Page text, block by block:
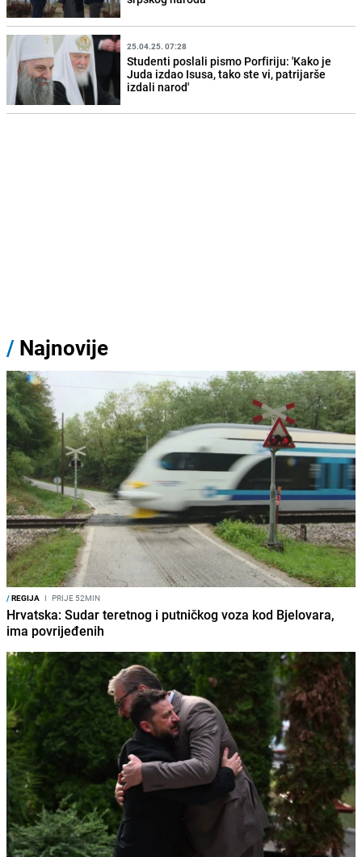
25.04.25. 07:28
Studenti poslali pismo Porfiriju: 'Kako je
Juda izdao Isusa, tako ste vi, patrijarše
izdali narod'
/ Najnovije
/REGIJA I PRIJE 52MIN
Hrvatska: Sudar teretnog i putničkog voza kod Bjelovara,
ima povrijeđenih